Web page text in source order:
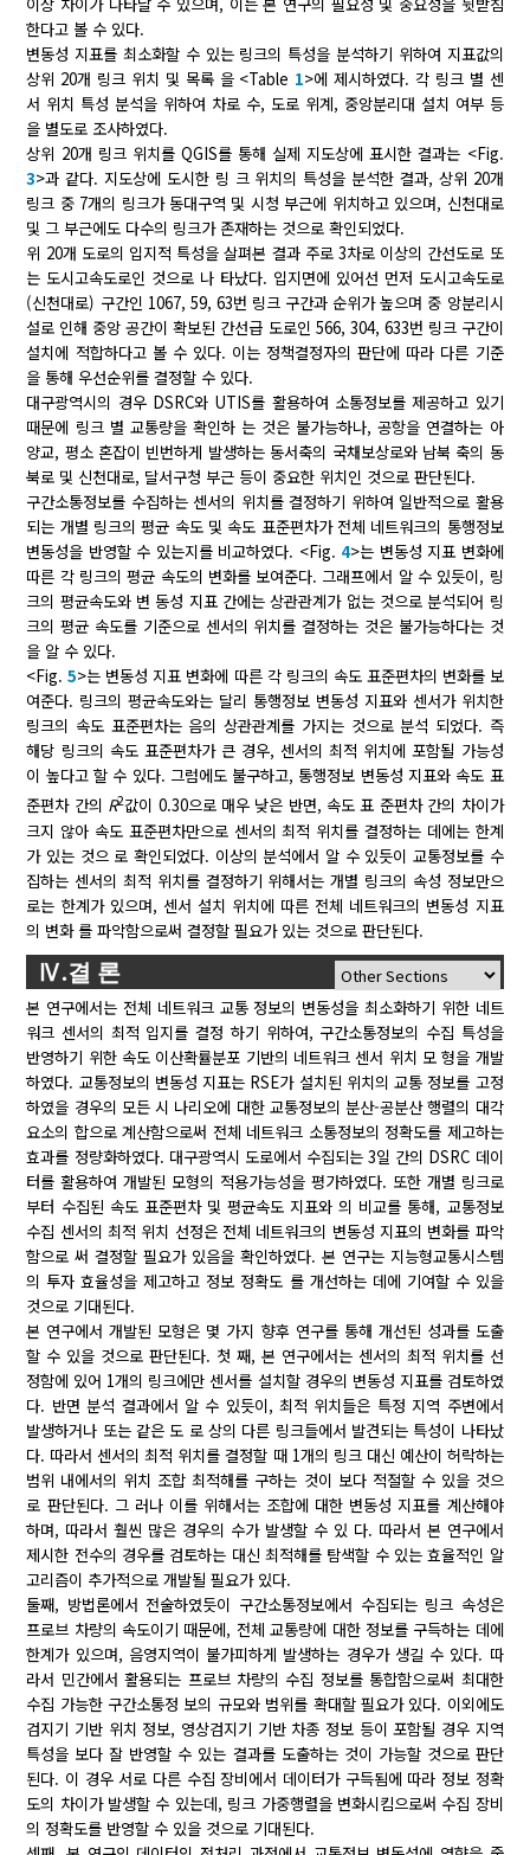
이상 차이가 나타날 수 있으며, 이는 본 연구의 필요성 및 중요성을 뒷받침
한다고 볼 수 있다.
변동성 지표를 최소화할 수 있는 링크의 특성을 분석하기 위하여 지표값의
상위 20개 링크 위치 및 목록 을 <Table 1>에 제시하였다. 각 링크 별 센
서 위치 특성 분석을 위하여 차로 수, 도로 위계, 중앙분리대 설치 여부 등
을 별도로 조사하였다.
상위 20개 링크 위치를 QGIS를 통해 실제 지도상에 표시한 결과는 <Fig.
3>과 같다. 지도상에 도시한 링 크 위치의 특성을 분석한 결과, 상위 20개
링크 중 7개의 링크가 동대구역 및 시청 부근에 위치하고 있으며, 신천대로
및 그 부근에도 다수의 링크가 존재하는 것으로 확인되었다.
위 20개 도로의 입지적 특성을 살펴본 결과 주로 3차로 이상의 간선도로 또
는 도시고속도로인 것으로 나 타났다. 입지면에 있어선 먼저 도시고속도로
(신천대로) 구간인 1067, 59, 63번 링크 구간과 순위가 높으며 중 앙분리시
설로 인해 중앙 공간이 확보된 간선급 도로인 566, 304, 633번 링크 구간이
설치에 적합하다고 볼 수 있다. 이는 정책결정자의 판단에 따라 다른 기준
을 통해 우선순위를 결정할 수 있다.
대구광역시의 경우 DSRC와 UTIS를 활용하여 소통정보를 제공하고 있기
때문에 링크 별 교통량을 확인하 는 것은 불가능하나, 공항을 연결하는 아
양교, 평소 혼잡이 빈번하게 발생하는 동서축의 국채보상로와 남북 축의 동
북로 및 신천대로, 달서구청 부근 등이 중요한 위치인 것으로 판단된다.
구간소통정보를 수집하는 센서의 위치를 결정하기 위하여 일반적으로 활용
되는 개별 링크의 평균 속도 및 속도 표준편차가 전체 네트워크의 통행정보
변동성을 반영할 수 있는지를 비교하였다. <Fig. 4>는 변동성 지표 변화에
따른 각 링크의 평균 속도의 변화를 보여준다. 그래프에서 알 수 있듯이, 링
크의 평균속도와 변 동성 지표 간에는 상관관계가 없는 것으로 분석되어 링
크의 평균 속도를 기준으로 센서의 위치를 결정하는 것은 불가능하다는 것
을 알 수 있다.
<Fig.5>는 변동성 지표 변화에 따른 각 링크의 속도 표준편차의 변화를 보
여준다. 링크의 평균속도와는 달리 통행정보 변동성 지표와 센서가 위치한
링크의 속도 표준편차는 음의 상관관계를 가지는 것으로 분석 되었다. 즉
해당 링크의 속도 표준편차가 큰 경우, 센서의 최적 위치에 포함될 가능성
이 높다고 할 수 있다. 그럼에도 불구하고, 통행정보 변동성 지표와 속도 표
준편차 간의 R2값이 0.30으로 매우 낮은 반면, 속도 표 준편차 간의 차이가
크지 않아 속도 표준편차만으로 센서의 최적 위치를 결정하는 데에는 한계
가 있는 것으 로 확인되었다. 이상의 분석에서 알 수 있듯이 교통정보를 수
집하는 센서의 최적 위치를 결정하기 위해서는 개별 링크의 속성 정보만으
로는 한계가 있으며, 센서 설치 위치에 따른 전체 네트워크의 변동성 지표
의 변화 를 파악함으로써 결정할 필요가 있는 것으로 판단된다.
Ⅳ.결 론
본 연구에서는 전체 네트워크 교통 정보의 변동성을 최소화하기 위한 네트
워크 센서의 최적 입지를 결정 하기 위하여, 구간소통정보의 수집 특성을
반영하기 위한 속도 이산확률분포 기반의 네트워크 센서 위치 모 형을 개발
하였다. 교통정보의 변동성 지표는 RSE가 설치된 위치의 교통 정보를 고정
하였을 경우의 모든 시 나리오에 대한 교통정보의 분산-공분산 행렬의 대각
요소의 합으로 계산함으로써 전체 네트워크 소통정보의 정확도를 제고하는
효과를 정량화하였다. 대구광역시 도로에서 수집되는 3일 간의 DSRC 데이
터를 활용하여 개발된 모형의 적용가능성을 평가하였다. 또한 개별 링크로
부터 수집된 속도 표준편차 및 평균속도 지표와 의 비교를 통해, 교통정보
수집 센서의 최적 위치 선정은 전체 네트워크의 변동성 지표의 변화를 파악
함으로 써 결정할 필요가 있음을 확인하였다. 본 연구는 지능형교통시스템
의 투자 효율성을 제고하고 정보 정확도 를 개선하는 데에 기여할 수 있을
것으로 기대된다.
본 연구에서 개발된 모형은 몇 가지 향후 연구를 통해 개선된 성과를 도출
할 수 있을 것으로 판단된다. 첫 째, 본 연구에서는 센서의 최적 위치를 선
정함에 있어 1개의 링크에만 센서를 설치할 경우의 변동성 지표를 검토하였
다. 반면 분석 결과에서 알 수 있듯이, 최적 위치들은 특정 지역 주변에서
발생하거나 또는 같은 도 로 상의 다른 링크들에서 발견되는 특성이 나타났
다. 따라서 센서의 최적 위치를 결정할 때 1개의 링크 대신 예산이 허락하는
범위 내에서의 위치 조합 최적해를 구하는 것이 보다 적절할 수 있을 것으
로 판단된다. 그 러나 이를 위해서는 조합에 대한 변동성 지표를 계산해야
하며, 따라서 훨씬 많은 경우의 수가 발생할 수 있 다. 따라서 본 연구에서
제시한 전수의 경우를 검토하는 대신 최적해를 탐색할 수 있는 효율적인 알
고리즘이 추가적으로 개발될 필요가 있다.
둘째, 방법론에서 전술하였듯이 구간소통정보에서 수집되는 링크 속성은
프로브 차량의 속도이기 때문에, 전체 교통량에 대한 정보를 구득하는 데에
한계가 있으며, 음영지역이 불가피하게 발생하는 경우가 생길 수 있다. 따
라서 민간에서 활용되는 프로브 차량의 수집 정보를 통합함으로써 최대한
수집 가능한 구간소통정 보의 규모와 범위를 확대할 필요가 있다. 이외에도
검지기 기반 위치 정보, 영상검지기 기반 차종 정보 등이 포함될 경우 지역
특성을 보다 잘 반영할 수 있는 결과를 도출하는 것이 가능할 것으로 판단
된다. 이 경우 서로 다른 수집 장비에서 데이터가 구득됨에 따라 정보 정확
도의 차이가 발생할 수 있는데, 링크 가중행렬을 변화시킴으로써 수집 장비
의 정확도를 반영할 수 있을 것으로 기대된다.